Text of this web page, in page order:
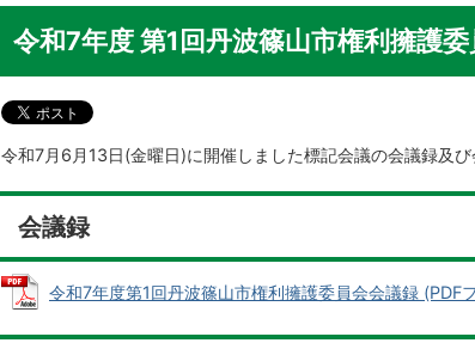
令和7年度 第1回丹波篠山市権利擁護
令和7月6月13日(金曜日)に開催しました標記会議の会議録及び
会議録
令和7年度第1回丹波篠山市権利擁護委員会会議録 (PDF